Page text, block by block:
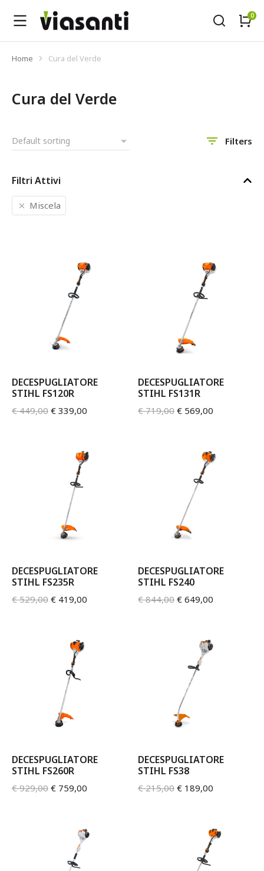
Tu sei qui:
Home Cura del Verde
Cura del Verde
Filters
Filtri Attivi
Miscela
DECESPUGLIATORE
STIHL FS120R
€449,00 € 339,00
DECESPUGLIATORE
STIHL FS131R
€719,00 € 569,00
DECESPUGLIATORE
STIHL FS235R
€529,00 € 419,00
DECESPUGLIATORE
STIHL FS240
€844,00 € 649,00
DECESPUGLIATORE
STIHL FS260R
€929,00 € 759,00
DECESPUGLIATORE
STIHL FS38
€215,00 € 189,00